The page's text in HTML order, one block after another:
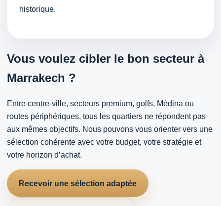
historique.
Vous voulez cibler le bon secteur à
Marrakech ?
Entre centre-ville, secteurs premium, golfs, Médina ou
routes périphériques, tous les quartiers ne répondent pas
aux mêmes objectifs. Nous pouvons vous orienter vers une
sélection cohérente avec votre budget, votre stratégie et
votre horizon d’achat.
Recevoir une sélection adaptée